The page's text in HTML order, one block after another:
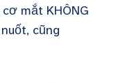
mắt KHÔNG
cũng